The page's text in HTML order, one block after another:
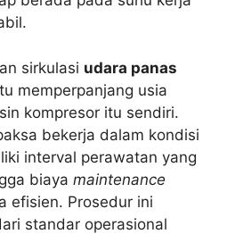
sirkulasi udara panas
memperpanjang usia
kompresor itu sendiri.
bekerja dalam kondisi
interval perawatan yang
biaya maintenance
efisien. Prosedur ini
standar operasional